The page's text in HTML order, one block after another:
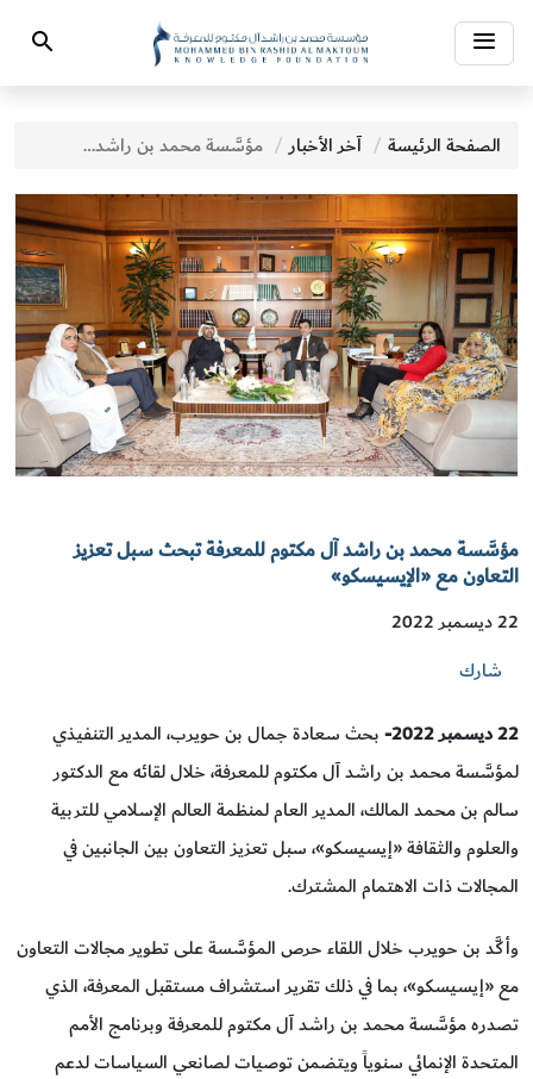
Toggle
navigation
Search
الصفحة الرئيسة آخر الأخبار مؤسَّسة محمد بن راشد آل مكتوم للمعرفة تبحث سبل تعزيز التعاون مع «الإيسيسكو»
مؤسَّسة محمد بن راشد آل مكتوم للمعرفة تبحث سبل تعزيز
التعاون مع «الإيسيسكو»
22 ديسمبر 2022
شارك
22ديسمبر2022
-بحث سعادة جمال بن حويرب، المدير التنفيذي
لمؤسَّسة محمد بن راشد آل مكتوم للمعرفة، خلال لقائه مع الدكتور
سالم بن محمد المالك، المدير العام لمنظمة العالم الإسلامي للتربية
والعلوم والثقافة «إيسيسكو»، سبل تعزيز التعاون بين الجانبين في
المجالات ذات الاهتمام المشترك.
وأكَّد بن حويرب خلال اللقاء حرص المؤسَّسة على تطوير مجالات التعاون
مع «إيسيسكو»، بما في ذلك تقرير استشراف مستقبل المعرفة، الذي
تصدره مؤسَّسة محمد بن راشد آل مكتوم للمعرفة وبرنامج الأمم
المتحدة الإنمائي سنوياً ويتضمن توصيات لصانعي السياسات لدعم